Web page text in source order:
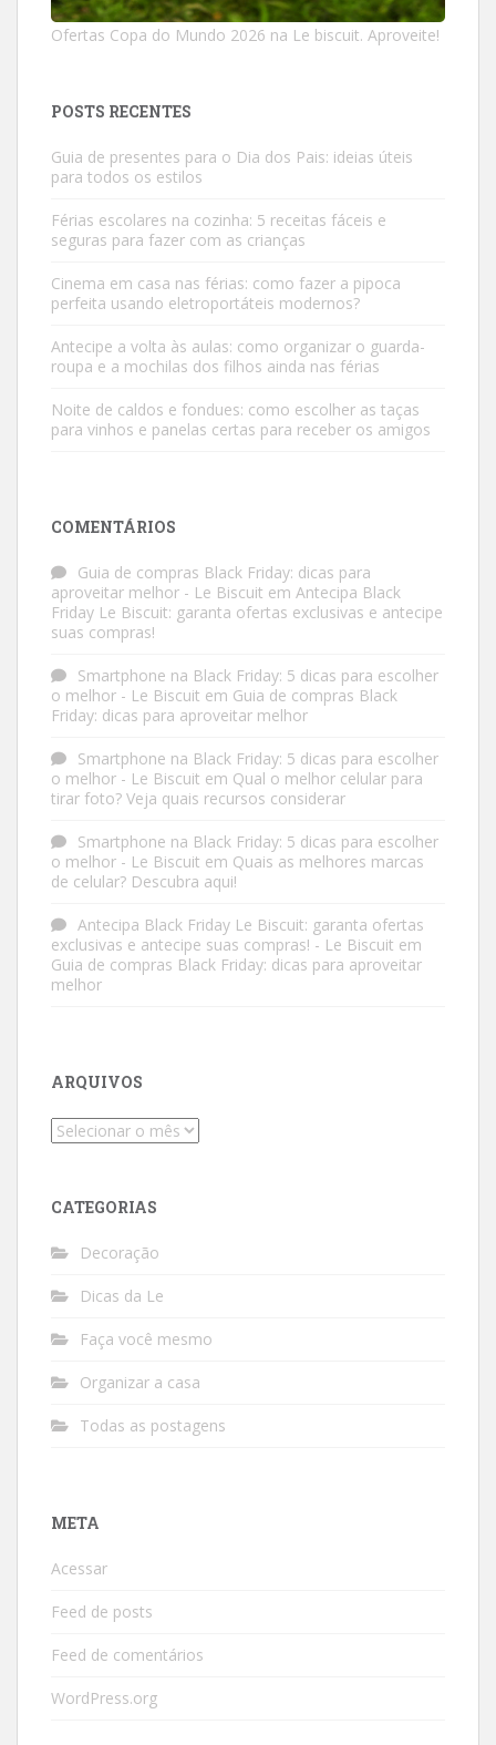
Ofertas Copa do Mundo 2026 na Le biscuit. Aproveite!
POSTS RECENTES
Guia de presentes para o Dia dos Pais: ideias úteis
para todos os estilos
Férias escolares na cozinha: 5 receitas fáceis e
seguras para fazer com as crianças
Cinema em casa nas férias: como fazer a pipoca
perfeita usando eletroportáteis modernos?
Antecipe a volta às aulas: como organizar o guarda-
roupa e a mochilas dos filhos ainda nas férias
Noite de caldos e fondues: como escolher as taças
para vinhos e panelas certas para receber os amigos
COMENTÁRIOS
Guia de compras Black Friday: dicas para
aproveitar melhor - Le Biscuit em Antecipa Black
Friday Le Biscuit: garanta ofertas exclusivas e antecipe
suas compras!
Smartphone na Black Friday: 5 dicas para escolher
o melhor - Le Biscuit em Guia de compras Black
Friday: dicas para aproveitar melhor
Smartphone na Black Friday: 5 dicas para escolher
o melhor - Le Biscuit em Qual o melhor celular para
tirar foto? Veja quais recursos considerar
Smartphone na Black Friday: 5 dicas para escolher
o melhor - Le Biscuit em Quais as melhores marcas
de celular? Descubra aqui!
Antecipa Black Friday Le Biscuit: garanta ofertas
exclusivas e antecipe suas compras! - Le Biscuit em
Guia de compras Black Friday: dicas para aproveitar
melhor
ARQUIVOS
Arquivos
CATEGORIAS
Decoração
Dicas da Le
Faça você mesmo
Organizar a casa
Todas as postagens
META
Acessar
Feed de posts
Feed de comentários
WordPress.org